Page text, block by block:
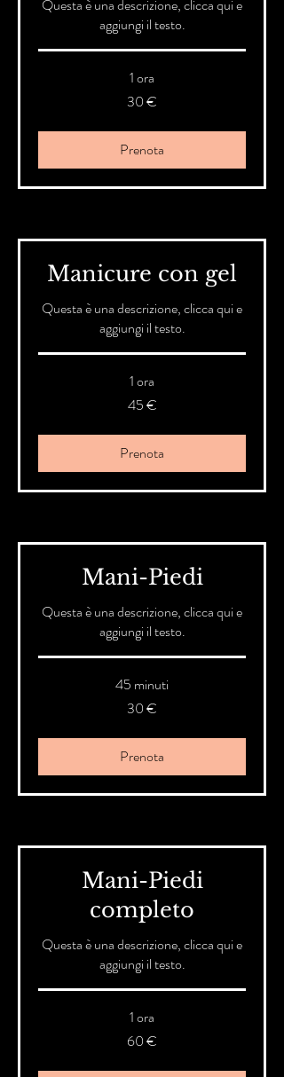
Questa è una descrizione, clicca qui e
aggiungi il testo.
1 ora
30 €
Prenota
Manicure con gel
Questa è una descrizione, clicca qui e
aggiungi il testo.
1 ora
45 €
Prenota
Mani-Piedi
Questa è una descrizione, clicca qui e
aggiungi il testo.
45 minuti
30 €
Prenota
Mani-Piedi
completo
Questa è una descrizione, clicca qui e
aggiungi il testo.
1 ora
60 €